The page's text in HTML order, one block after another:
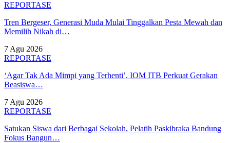
REPORTASE
Tren Bergeser, Generasi Muda Mulai Tinggalkan Pesta Mewah dan
Memilih Nikah di…
7 Agu 2026
REPORTASE
‘Agar Tak Ada Mimpi yang Terhenti’, IOM ITB Perkuat Gerakan
Beasiswa…
7 Agu 2026
REPORTASE
Satukan Siswa dari Berbagai Sekolah, Pelatih Paskibraka Bandung
Fokus Bangun…